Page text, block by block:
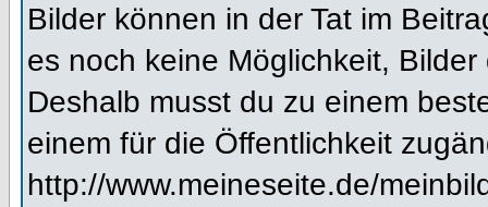
Bilder können in der Tat im
es noch keine Möglichkeit,
Deshalb musst du zu einem
einem für die Öffentlichkeit
http://www.meineseite.de/